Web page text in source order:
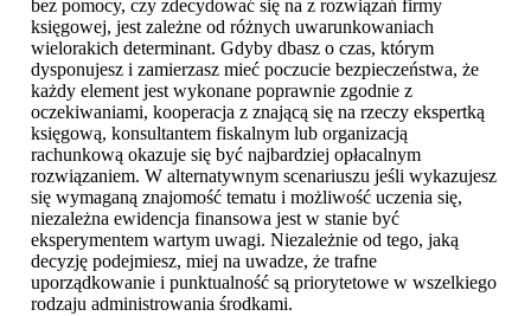
bez pomocy, czy zdecydować się na z rozwiązań firmy
księgowej, jest zależne od różnych uwarunkowaniach
wielorakich determinant. Gdyby dbasz o czas, którym
dysponujesz i zamierzasz mieć poczucie bezpieczeństwa, że
każdy element jest wykonane poprawnie zgodnie z
oczekiwaniami, kooperacja z znającą się na rzeczy ekspertką
księgową, konsultantem fiskalnym lub organizacją
rachunkową okazuje się być najbardziej opłacalnym
rozwiązaniem. W alternatywnym scenariuszu jeśli wykazujesz
się wymaganą znajomość tematu i możliwość uczenia się,
niezależna ewidencja finansowa jest w stanie być
eksperymentem wartym uwagi. Niezależnie od tego, jaką
decyzję podejmiesz, miej na uwadze, że trafne
uporządkowanie i punktualność są priorytetowe w wszelkiego
rodzaju administrowania środkami.